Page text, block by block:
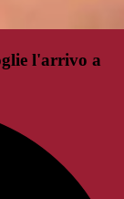
l'arrivo a